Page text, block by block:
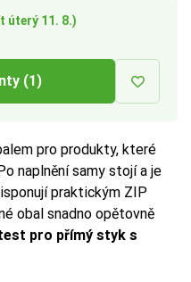
úterý 11. 8.)
(1)
pro produkty, které
naplnění samy stojí a je
praktickým ZIP
obal snadno opětovně
pro přímý styk s